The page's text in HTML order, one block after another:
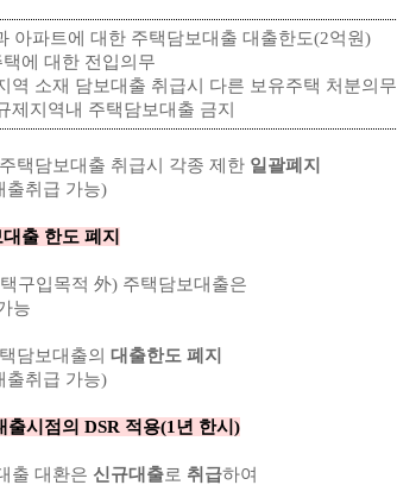
아파트에 대한 주택담보대출 대출한도(2억원)
에 대한 전입의무
소재 담보대출 취급시 다른 보유주택 처분의무
지역내 주택담보대출 금지
택담보대출 취급시 각종 제한 일괄폐지
취급 가능)
출 한도 폐지
구입목적 外) 주택담보대출은
능
담보대출의 대출한도 폐지
취급 가능)
출시점의 DSR 적용(1 년 한시 )
출 대환은 신규대출로 취급하여